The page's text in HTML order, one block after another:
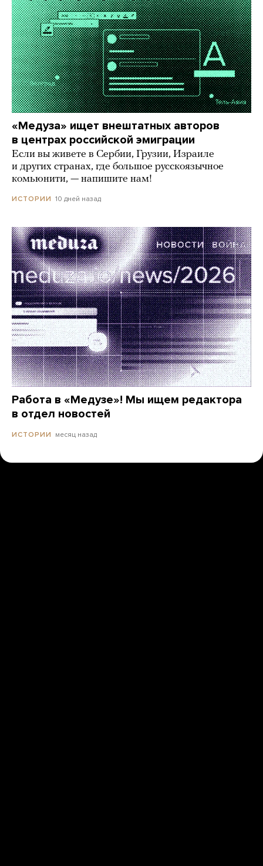
«Медуза» ищет внештатных авторов
в центрах российской эмиграции
Если вы живете в Сербии, Грузии, Израиле
и других странах, где большое русскоязычное
комьюнити, — напишите нам!
ИСТОРИИ 10 дней назад
Работа в «Медузе»! Мы ищем редактора
в отдел новостей
ИСТОРИИ месяц назад